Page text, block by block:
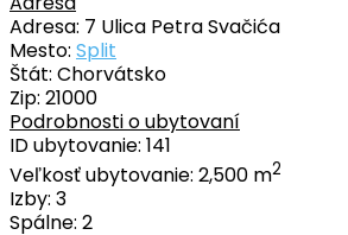
Adresa: 7 Ulica Petra Svačića
Mesto: Split
Štát: Chorvátsko
Zip: 21000
Podrobnosti o ubytovaní
ID ubytovanie: 141
Veľkosť ubytovanie: 2,500 m2
Izby: 3
Spálne: 2